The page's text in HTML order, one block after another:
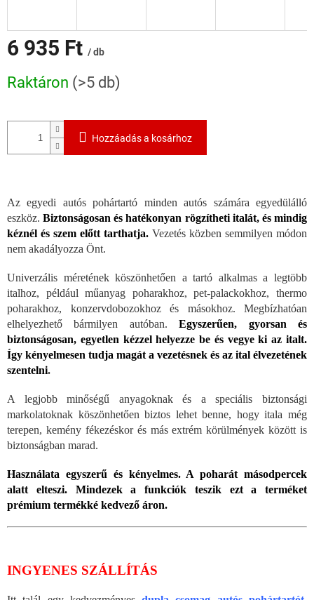
6 935 Ft / db
Raktáron (>5 db)
Hozzáadás a kosárhoz
Az egyedi autós pohártartó minden autós számára egyedülálló
eszköz.Biztonságosan és hatékonyan rögzítheti italát, és mindig
kéznél és szem előtt tarthatja. Vezetés közben semmilyen módon
nem akadályozza Önt.
Univerzális méretének köszönhetően a tartó alkalmas a legtöbb
italhoz, például műanyag poharakhoz, pet-palackokhoz, thermo
poharakhoz, konzervdobozokhoz és másokhoz. Megbízhatóan
elhelyezhető bármilyen autóban.Egyszerűen, gyorsan és
biztonságosan, egyetlen kézzel helyezze be és vegye ki az italt.
Így kényelmesen tudja magát a vezetésnek és az ital élvezetének
szentelni.
A legjobb minőségű anyagoknak és a speciális biztonsági
markolatoknak köszönhetően biztos lehet benne, hogy itala még
terepen, kemény fékezéskor és más extrém körülmények között is
biztonságban marad.
Használata egyszerű és kényelmes. A poharát másodpercek
alatt elteszi. Mindezek a funkciók teszik ezt a terméket
prémium termékké kedvező áron.
INGYENES SZÁLLÍTÁS